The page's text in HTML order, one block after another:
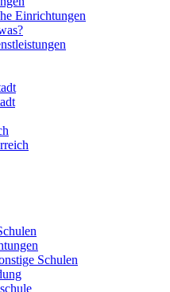
Einrichtungen
Schulen